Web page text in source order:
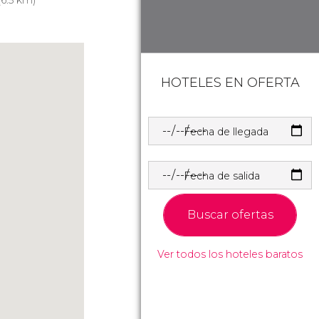
HOTELES EN OFERTA
Fecha de llegada
Fecha de salida
Buscar ofertas
Ver todos los hoteles baratos